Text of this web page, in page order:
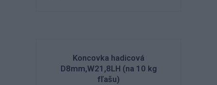
Koncovka hadicová
D8mm,W21,8LH (na 10 kg
fľašu)